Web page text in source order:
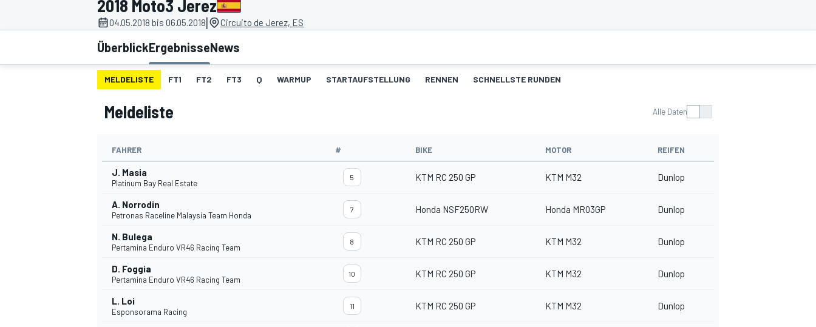
MOTOGP
2018 Moto3 Jerez
04.05.2018 bis 06.05.2018| Circuito de Jerez, ES
ÜberblickErgebnisseNews
MELDELISTE FT1 FT2 FT3 Q WARMUP STARTAUFSTELLUNG RENNEN SCHNELLSTE RUNDEN
Meldeliste Alle Daten
FAHRER # BIKE MOTOR REIFEN
J. Masia
Platinum Bay Real Estate
5 KTM RC 250 GP KTM M32 Dunlop
A. Norrodin
Petronas Raceline Malaysia Team Honda
7 Honda NSF250RW Honda MR03GP Dunlop
N. Bulega
Pertamina Enduro VR46 Racing Team
8 KTM RC 250 GP KTM M32 Dunlop
D. Foggia
Pertamina Enduro VR46 Racing Team
10 KTM RC 250 GP KTM M32 Dunlop
L. Loi
Esponsorama Racing
11 KTM RC 250 GP KTM M32 Dunlop